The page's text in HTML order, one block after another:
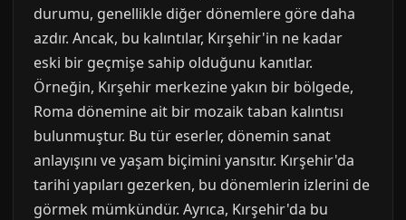
durumu, genellikle diğer dönemlere göre daha
azdır. Ancak, bu kalıntılar, Kırşehir'in ne kadar
eski bir geçmişe sahip olduğunu kanıtlar.
Örneğin, Kırşehir merkezine yakın bir bölgede,
Roma dönemine ait bir mozaik taban kalıntısı
bulunmuştur. Bu tür eserler, dönemin sanat
anlayışını ve yaşam biçimini yansıtır. Kırşehir'da
tarihi yapıları gezerken, bu dönemlerin izlerini de
görmek mümkündür. Ayrıca, Kırşehir'da bu